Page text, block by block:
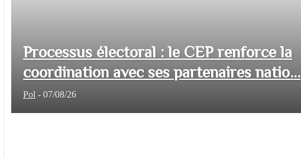
Processus électoral : le CEP renforce la
coordination avec ses partenaires natio...
Pol - 07/08/26